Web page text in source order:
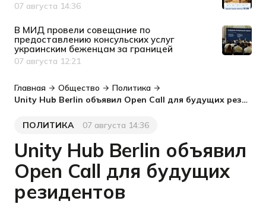
Дата публикации
07 августа 14:36
В МИД провели совещание по
предоставлению консульских услуг
украинским беженцам за границей
Дата публикации
07 августа 12:21
Главная Общество
Политика
Unity Hub Berlin объявил Open Call для будущих резидентов
Категория
ПОЛИТИКА
Дата публикации07 августа 14:36
Unity Hub Berlin объявил
Open Call для будущих
резидентов